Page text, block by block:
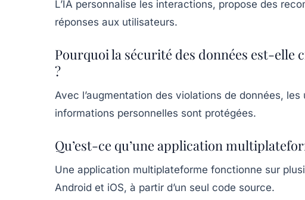
L’IA personnalise les interactions, propose des
réponses aux utilisateurs.
Pourquoi la sécurité des données est-elle
?
Avec l’augmentation des violations de données,
informations personnelles sont protégées.
Qu’est-ce qu’une application
Une application multiplateforme fonctionne sur
Android et iOS, à partir d’un seul code source.